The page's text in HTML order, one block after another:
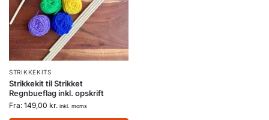
STRIKKEKITS
Strikkekit til Strikket
Regnbueflag inkl. opskrift
Fra: 149,00 kr. inkl. moms